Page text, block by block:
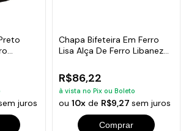
juros
Chapa Bifeteira Em Ferro
Lisa Alça De Ferro Libaneza
R$86,22
à vista no Pix ou Boleto
ou 10xde R$9,27 sem juros
Comprar